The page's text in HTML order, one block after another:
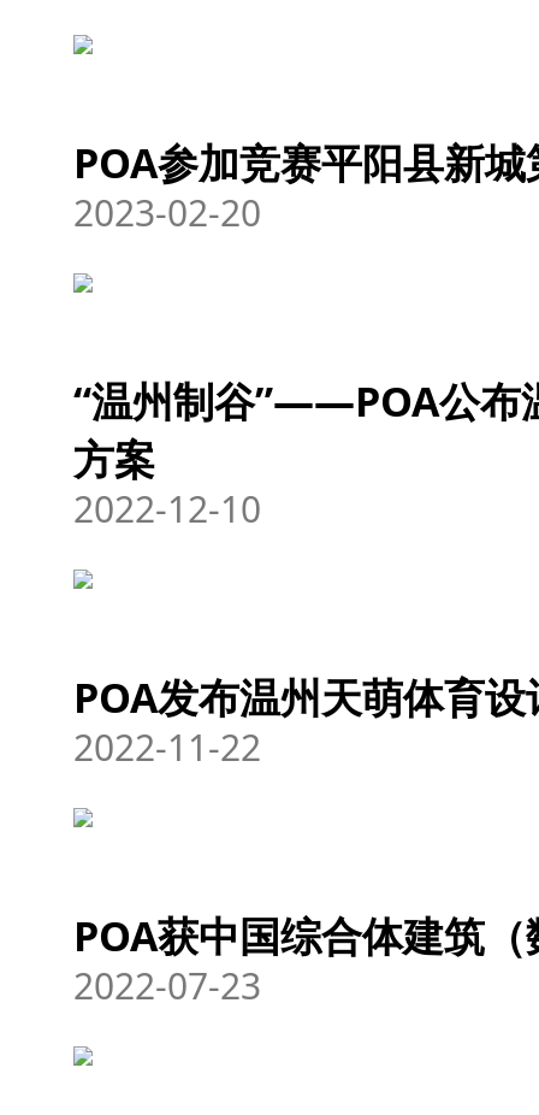
POA参加竞赛平阳县新
2023-02-20
“温州制谷”——POA公布
方案
2022-12-10
POA发布温州天萌体育
2022-11-22
POA获中国综合体建筑
2022-07-23